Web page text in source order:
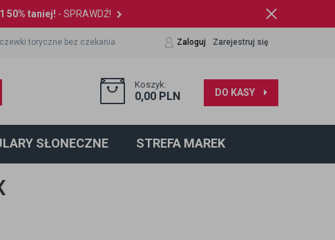
50% taniej! - SPRAWDŹ!
toryczne bez czekania Zaloguj Zarejestruj się
Koszyk:
0,00 PLN DO KASY
SŁONECZNE STREFA MAREK